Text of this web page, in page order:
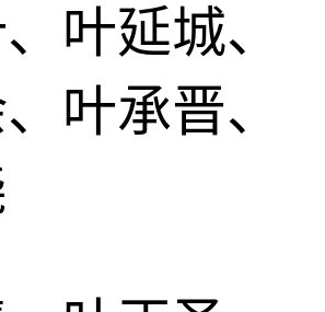
叶延城、
叶承晋、